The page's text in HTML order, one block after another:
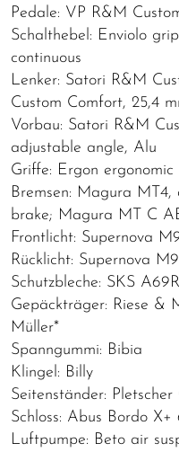
Pedale: VP R&M
Schalthebel: Enviolo
continuous
Lenker: Satori R&M
Custom Comfort, 25,4
Vorbau: Satori R&M
adjustable angle, Alu
Griffe: Ergon ergonomic
Bremsen: Magura
brake; Magura MT C
Frontlicht: Supernova
Rücklicht: Supernova
Schutzbleche: SKS
Gepäckträger: Riese &
Müller*
Spanngummi: Bibia
Klingel: Billy
Seitenständer:
Schloss: Abus Bordo
Luftpumpe: Beto air